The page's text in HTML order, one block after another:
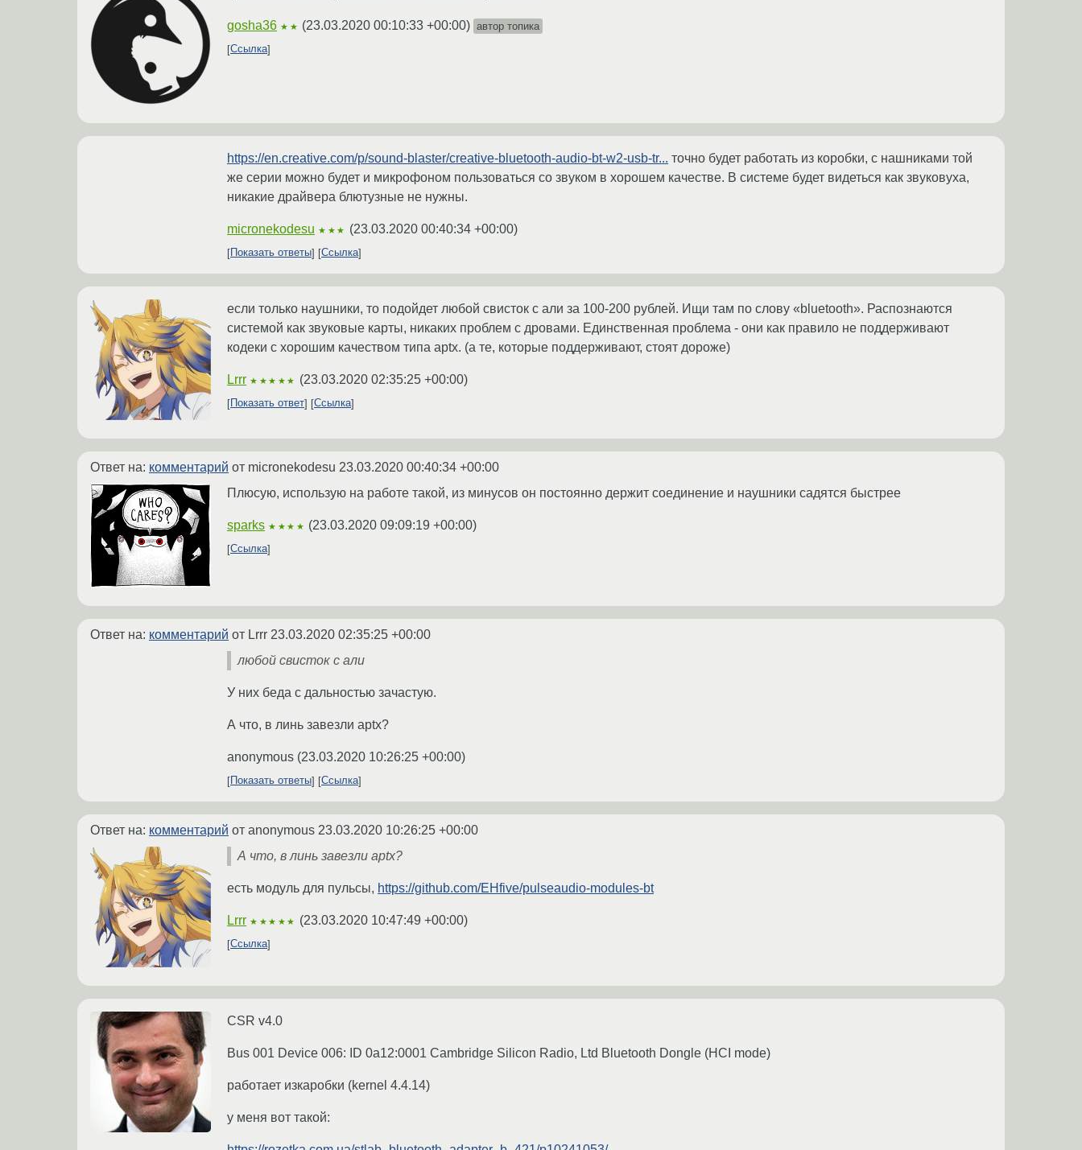
gosha36 ★★ (23.03.2020 00:10:33 +00:00) автор топика
Ссылка
https://en.creative.com/p/sound-blaster/creative-bluetooth-audio-bt-w2-usb-tr... точно будет работать из коробки, с нашниками той
же серии можно будет и микрофоном пользоваться со звуком в хорошем качестве. В системе будет видеться как звуковуха,
никакие драйвера блютузные не нужны.
micronekodesu ★★★ (23.03.2020 00:40:34 +00:00)
Показать ответы Ссылка
если только наушники, то подойдет любой свисток с али за 100-200 рублей. Ищи там по слову «bluetooth». Распознаются
системой как звуковые карты, никаких проблем с дровами. Единственная проблема - они как правило не поддерживают
кодеки с хорошим качеством типа aptx. (а те, которые поддерживают, стоят дороже)
Lrrr ★★★★★ (23.03.2020 02:35:25 +00:00)
Показать ответ Ссылка
Ответ на: комментарий от micronekodesu 23.03.2020 00:40:34 +00:00
Плюсую, использую на работе такой, из минусов он постоянно держит соединение и наушники садятся быстрее
sparks ★★★★ (23.03.2020 09:09:19 +00:00)
Ссылка
Ответ на: комментарий от Lrrr 23.03.2020 02:35:25 +00:00
любой свисток с али
У них беда с дальностью зачастую.
А что, в линь завезли aptx?
anonymous (23.03.2020 10:26:25 +00:00)
Показать ответы Ссылка
Ответ на: комментарий от anonymous 23.03.2020 10:26:25 +00:00
А что, в линь завезли aptx?
есть модуль для пульсы, https://github.com/EHfive/pulseaudio-modules-bt
Lrrr ★★★★★ (23.03.2020 10:47:49 +00:00)
Ссылка
CSR v4.0
Bus 001 Device 006: ID 0a12:0001 Cambridge Silicon Radio, Ltd Bluetooth Dongle (HCI mode)
работает изкаробки (kernel 4.4.14)
у меня вот такой: